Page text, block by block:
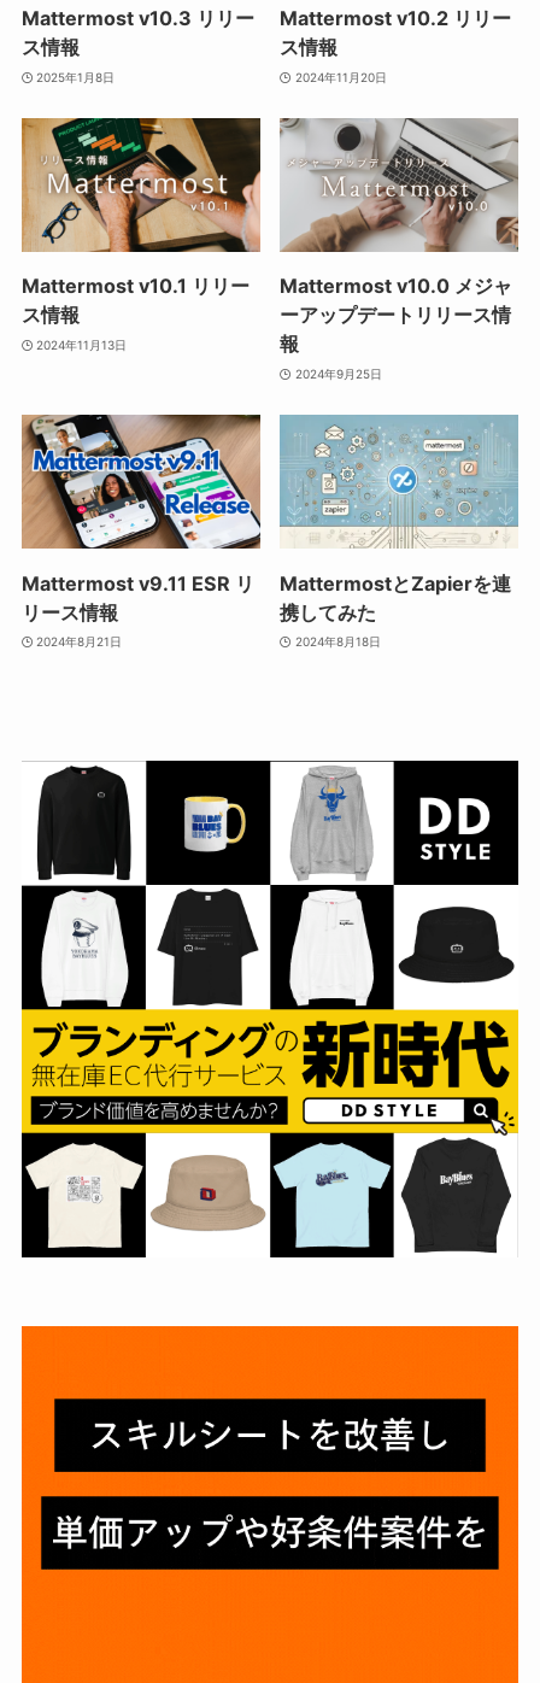
Mattermost v10.3 リリー
ス情報
2025年1月8日
Mattermost v10.2 リリー
ス情報
2024年11月20日
Mattermost v10.1 リリー
ス情報
2024年11月13日
Mattermost v10.0 メジャ
ーアップデートリリース情
報
2024年9月25日
Mattermost v9.11 ESR リ
リース情報
2024年8月21日
MattermostとZapierを連
携してみた
2024年8月18日